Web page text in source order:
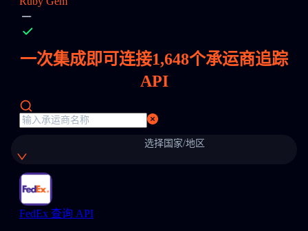
一次集成即可连接1,648个承运商追踪
API
选择国家/地区
FedEx 查询 API